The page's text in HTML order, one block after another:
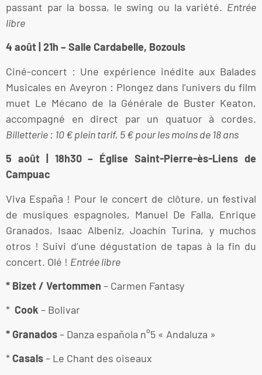
passant par la bossa, le swing ou la variété. Entrée
libre
4 août | 21h – Salle Cardabelle, Bozouls
Ciné-concert : Une expérience inédite aux Balades
Musicales en Aveyron : Plongez dans l’univers du film
muet Le Mécano de la Générale de Buster Keaton,
accompagné en direct par un quatuor à cordes.
Billetterie : 10 € plein tarif, 5 € pour les moins de 18 ans
5 août | 18h30 – Église Saint-Pierre-ès-Liens de
Campuac
Viva España ! Pour le concert de clôture, un festival
de musiques espagnoles, Manuel De Falla, Enrique
Granados, Isaac Albeniz, Joachín Turina, y muchos
otros ! Suivi d’une dégustation de tapas à la fin du
concert. Olé ! Entrée libre
* Bizet / Vertommen – Carmen Fantasy
* Cook – Bolivar
* Granados– Danza española n°5 « Andaluza »
*Casals– Le Chant des oiseaux